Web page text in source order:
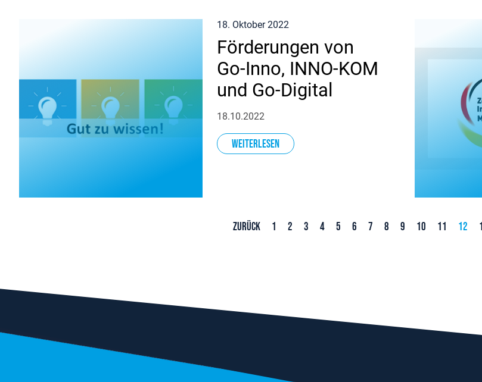
Förderungen von
Go-Inno, INNO-KOM
und Go-Digital
18. Oktober 2022
18.10.2022
Weiterlesen
Zurück 1 2 3 4 5 6 7 8 9 10 11 12